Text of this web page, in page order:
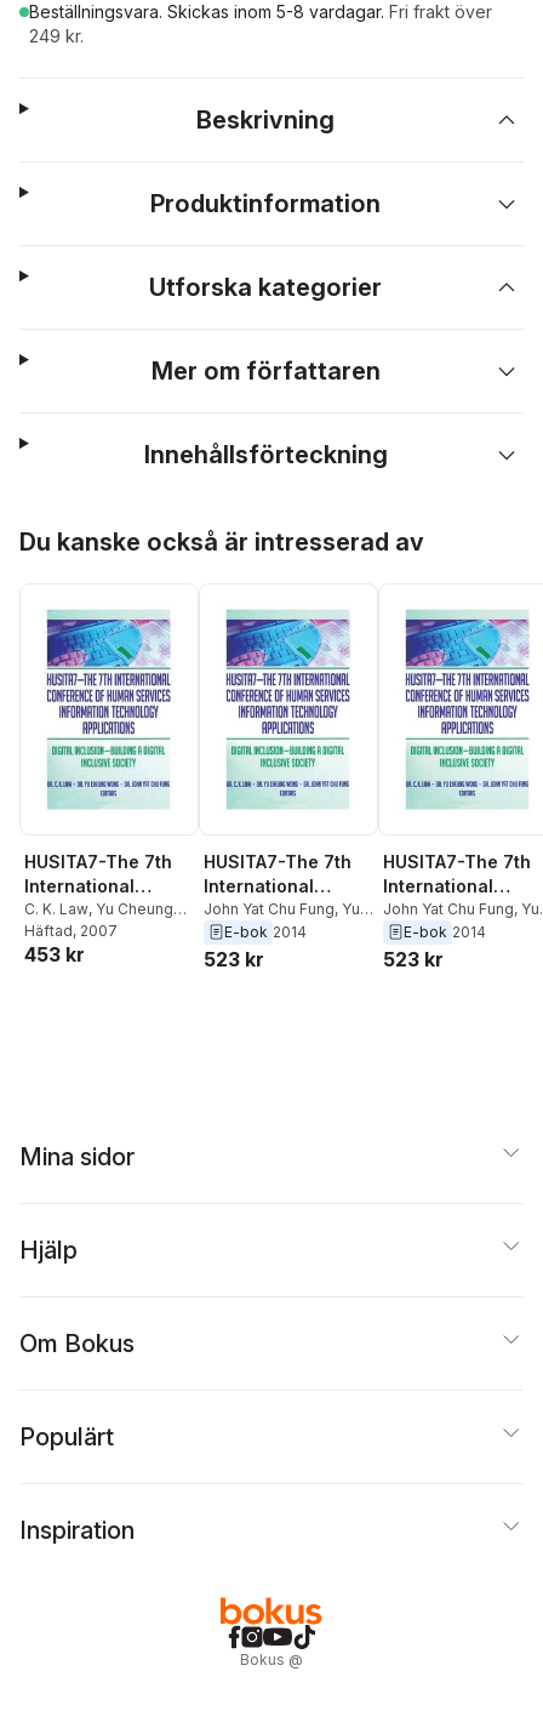
Beställningsvara. Skickas inom 5-8 vardagar. Fri frakt över
249 kr.
Beskrivning
Produktinformation
Utforska kategorier
Mer om författaren
Innehållsförteckning
Du kanske också är intresserad av
HUSITA7-The 7th
International
Conference of
Human Services
Information
C. K. Law, Yu Cheung
Wong,John Yat Chu
Fung
Häftad, 2007
453 kr
HUSITA7-The 7th
International
Conference of
Human Services
Information
John Yat Chu Fung, Yu
Cheung Wong,
Law
E-bok 2014
523 kr
HUSITA7-The 7th
International
Conference of
Human Services
Information
John Yat Chu Fung, Yu
Cheung Wong,
Law
E-bok 2014
523 kr
Mina sidor
Hjälp
Om Bokus
Populärt
Inspiration
Bokus @